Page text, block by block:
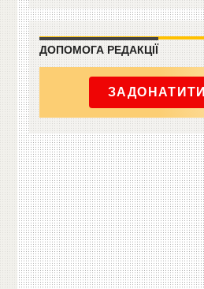
ДОПОМОГА РЕДАКЦІЇ
ЗАДОНАТИТИ